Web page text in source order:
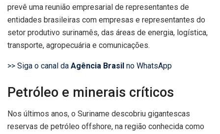
prevê uma reunião empresarial de representantes de
entidades brasileiras com empresas e representantes do
setor produtivo surinamês, das áreas de energia, logística,
transporte, agropecuária e comunicações.
>> Siga o canal da Agência Brasil no WhatsApp
Petróleo e minerais críticos
Nos últimos anos, o Suriname descobriu gigantescas
reservas de petróleo offshore, na região conhecida como